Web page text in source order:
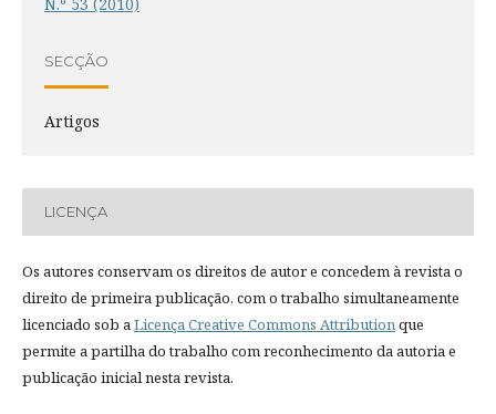
SECÇÃO
Artigos
LICENÇA
Os autores conservam os direitos de autor e concedem à revista o
direito de primeira publicação, com o trabalho simultaneamente
licenciado sob aLicença Creative Commons Attributionque
permite a partilha do trabalho com reconhecimento da autoria e
publicação inicial nesta revista.